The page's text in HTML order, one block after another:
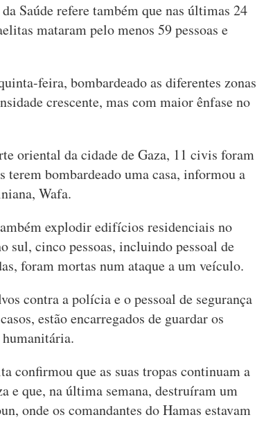
Saúde refere também que nas últimas 24
mataram pelo menos 59 pessoas e
feira, bombardeado as diferentes zonas
crescente, mas com maior ênfase no
oriental da cidade de Gaza, 11 civis foram
bombardeado uma casa, informou a
Wafa.
explodir edifícios residenciais no
sul, cinco pessoas, incluindo pessoal de
foram mortas num ataque a um veículo.
contra a polícia e o pessoal de segurança
estão encarregados de guardar os
confirmou que as suas tropas continuam a
e que, na última semana, destruíram um
onde os comandantes do Hamas estavam